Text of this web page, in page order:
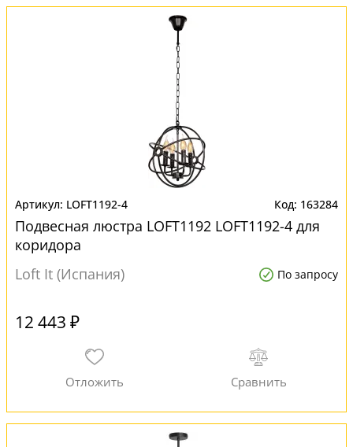
LOFT1192-4 163284
Подвесная люстра LOFT1192 LOFT1192-4 для
коридора
Loft It (Испания)
По запросу
12 443 ₽